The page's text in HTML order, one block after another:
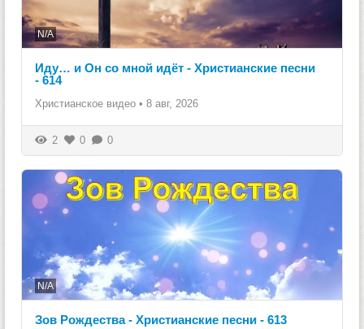
N/A
Иду… и Он со мной идёт - Христианские песни
- 614
Христианское видео • 8 авг, 2026
2 0 0
N/A
Зов Рождества - Христианские песни - 613